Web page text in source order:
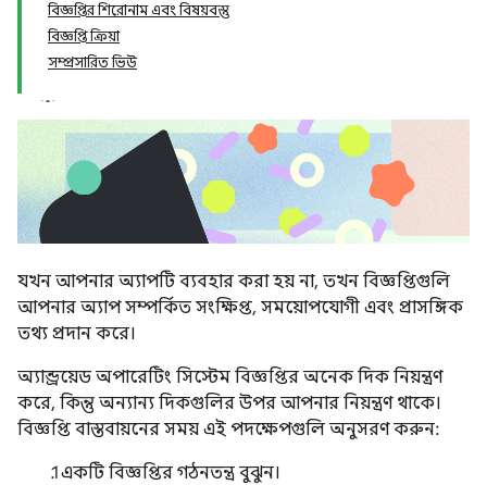
বিজ্ঞপ্তির শিরোনাম এবং বিষয়বস্তু
বিজ্ঞপ্তি ক্রিয়া
সম্প্রসারিত ভিউ
যখন আপনার অ্যাপটি ব্যবহার করা হয় না, তখন বিজ্ঞপ্তিগুলি
আপনার অ্যাপ সম্পর্কিত সংক্ষিপ্ত, সময়োপযোগী এবং প্রাসঙ্গিক
তথ্য প্রদান করে।
অ্যান্ড্রয়েড অপারেটিং সিস্টেম বিজ্ঞপ্তির অনেক দিক নিয়ন্ত্রণ
করে, কিন্তু অন্যান্য দিকগুলির উপর আপনার নিয়ন্ত্রণ থাকে।
বিজ্ঞপ্তি বাস্তবায়নের সময় এই পদক্ষেপগুলি অনুসরণ করুন:
একটি বিজ্ঞপ্তির গঠনতন্ত্র বুঝুন।